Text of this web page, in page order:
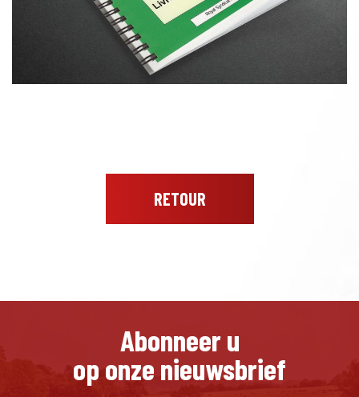
RETOUR
Abonneer u
op onze nieuwsbrief